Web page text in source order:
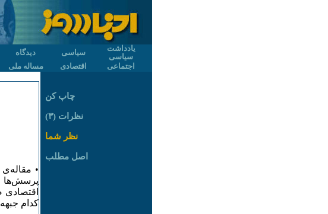
یادداشت
سیاسی
سیاسی دیدگاه
اجتماعی
اقتصادی مساله ملی
•
پرسش‌­ها
اقتصادی
کدام
چاپ کن
نظرات (٣)
نظر شما
اصل مطلب